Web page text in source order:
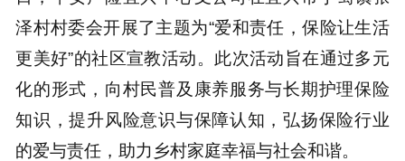
泽村村委会开展了主题为“爱和责任，保险让生活
更美好”的社区宣教活动。此次活动旨在通过多元
化的形式，向村民普及康养服务与长期护理保险
知识，提升风险意识与保障认知，弘扬保险行业
的爱与责任，助力乡村家庭幸福与社会和谐。